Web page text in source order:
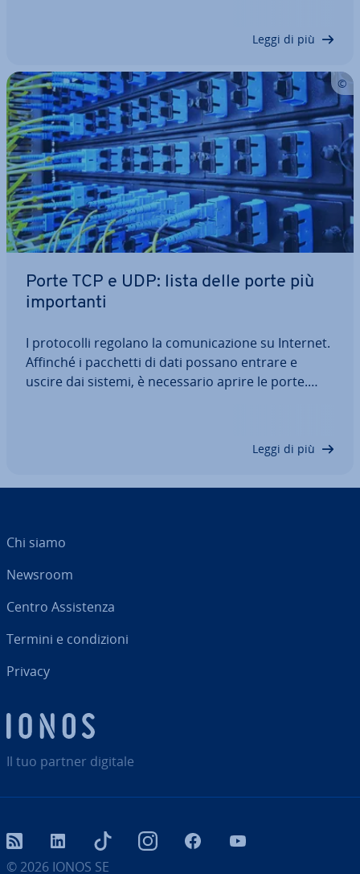
Leggi di più
Porte TCP e UDP: lista delle porte più
im­por­tan­ti
I pro­to­col­li regolano la co­mu­ni­ca­zio­ne su Internet.
Affinché i pacchetti di dati possano entrare e
uscire dai sistemi, è ne­ces­sa­rio aprire le porte.
Leggi di più
Il tuo partner digitale
Chi siamo
Newsroom
Centro As­si­sten­za
Termini e con­di­zio­ni
Privacy
© 2026 IONOS SE
RSS LinkedIn tiktok InstagramFacebook